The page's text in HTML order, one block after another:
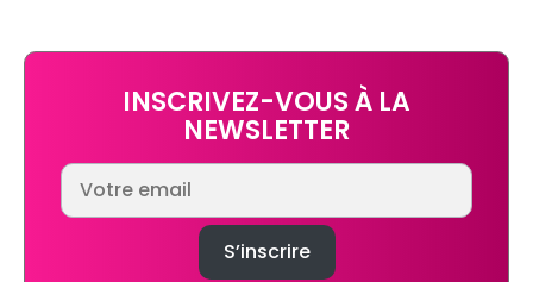
INSCRIVEZ-VOUS À LA
NEWSLETTER